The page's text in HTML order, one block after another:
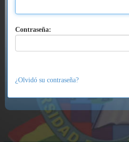
Contraseña:
¿Olvidó su contraseña?